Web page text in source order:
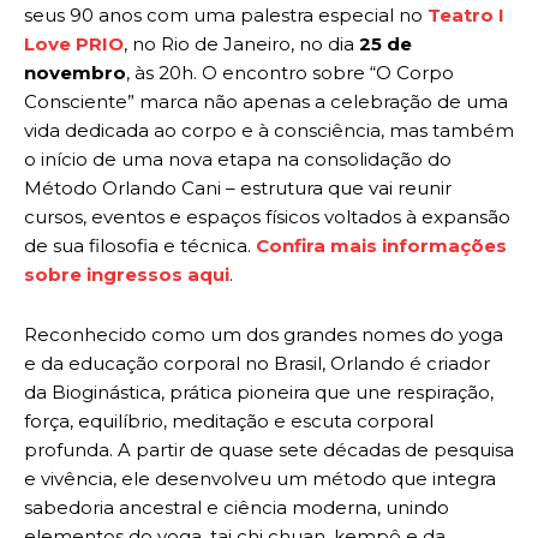
seus 90 anos com uma palestra especial no Teatro I
Love PRIO, no Rio de Janeiro, no dia 25 de
novembro, às 20h. O encontro sobre “O Corpo
Consciente” marca não apenas a celebração de uma
vida dedicada ao corpo e à consciência, mas também
o início de uma nova etapa na consolidação do
Método Orlando Cani – estrutura que vai reunir
cursos, eventos e espaços físicos voltados à expansão
de sua filosofia e técnica. Confira mais informações
sobre ingressos aqui.
Reconhecido como um dos grandes nomes do yoga
e da educação corporal no Brasil, Orlando é criador
da Bioginástica, prática pioneira que une respiração,
força, equilíbrio, meditação e escuta corporal
profunda. A partir de quase sete décadas de pesquisa
e vivência, ele desenvolveu um método que integra
sabedoria ancestral e ciência moderna, unindo